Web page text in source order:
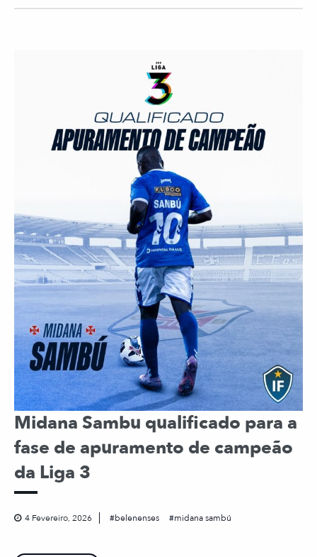
Midana Sambu qualificado para a
fase de apuramento de campeão
da Liga 3
4 Fevereiro, 2026 belenenses midana sambú